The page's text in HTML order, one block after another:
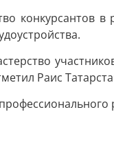
конкурсантов в
Раис